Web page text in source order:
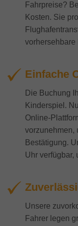
Fahrpreise?
Kosten. Sie
vorhersehbare
Einfache
Die Buchung
Kinderspiel.
Online-
vorzunehmen,
Bestätigung.
Uhr verfügbar,
Unsere
Fahrer legen